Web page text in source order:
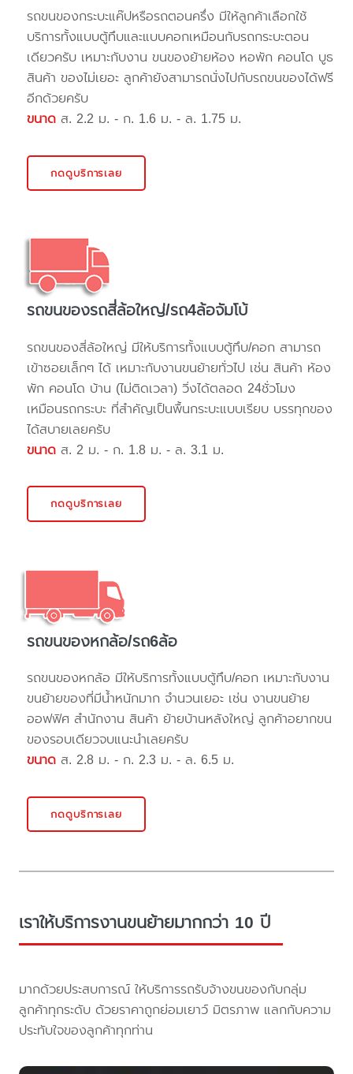
รถขนของกระบะแค๊ปหรือรถตอนครึ่ง มีให้ลูกค้าเลือกใช้
บริการทั้งแบบตู้ทึบและแบบคอกเหมือนกับรถกระบะตอน
เดียวครับ เหมาะกับงาน ขนของย้ายห้อง หอพัก คอนโด บูธ
สินค้า ของไม่เยอะ ลูกค้ายังสามารถนั่งไปกับรถขนของได้ฟรี
อีกด้วยครับ
ขนาด ส. 2.2 ม. - ก. 1.6 ม. - ล. 1.75 ม.
กดดูบริการเลย
รถขนของรถสี่ล้อใหญ่/รถ4ล้อจัมโบ้
รถขนของสี่ล้อใหญ่ มีให้บริการทั้งแบบตู้ทึบ/คอก สามารถ
เข้าซอยเล็กๆ ได้ เหมาะกับงานขนย้ายทั่วไป เช่น สินค้า ห้อง
พัก คอนโด บ้าน (ไม่ติดเวลา) วิ่งได้ตลอด 24ชั่วโมง
เหมือนรถกระบะ ที่สำคัญเป็นพื้นกระบะแบบเรียบ บรรทุกของ
ได้สบายเลยครับ
ขนาด ส. 2 ม. - ก. 1.8 ม. - ล. 3.1 ม.
กดดูบริการเลย
รถขนของหกล้อ/รถ6ล้อ
รถขนของหกล้อ มีให้บริการทั้งแบบตู้ทึบ/คอก เหมาะกับงาน
ขนย้ายของที่มีน้ำหนักมาก จำนวนเยอะ เช่น งานขนย้าย
ออฟฟิศ สำนักงาน สินค้า ย้ายบ้านหลังใหญ่ ลูกค้าอยากขน
ของรอบเดียวจบแนะนำเลยครับ
ขนาด ส. 2.8 ม. - ก. 2.3 ม. - ล. 6.5 ม.
กดดูบริการเลย
เราให้บริการงานขนย้ายมากกว่า 10 ปี
มากด้วยประสบการณ์ ให้บริการรถรับจ้างขนของกับกลุ่ม
ลูกค้าทุกระดับ ด้วยราคาถูกย่อมเยาว์ มิตรภาพ แลกกับความ
ประทับใจของลูกค้าทุกท่าน